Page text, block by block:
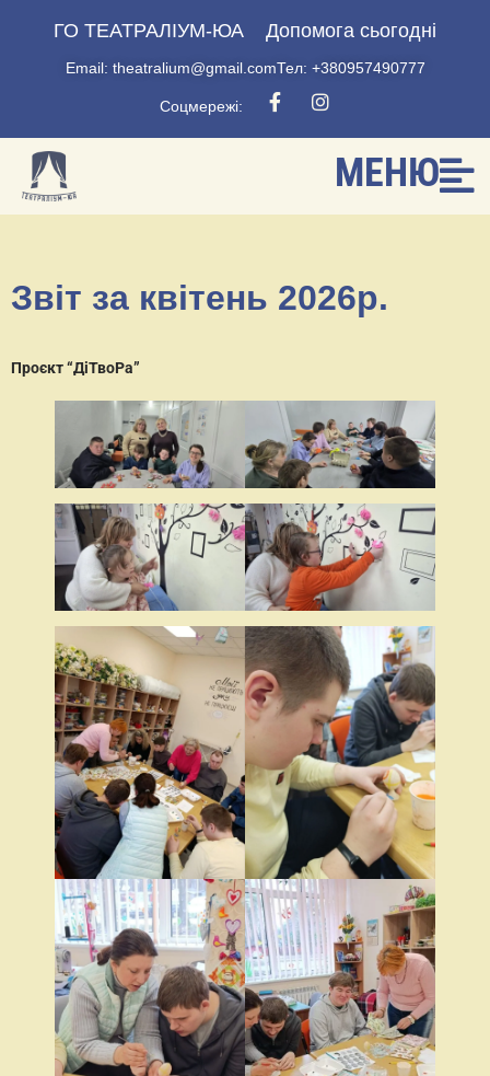
ГО ТЕАТРАЛІУМ-ЮА Допомога сьогодні
Email: theatralium@gmail.comТел: +380957490777
Соцмережі:
МЕНЮ
Звіт за квітень 2026р.
Проєкт “ДіТвоРа”